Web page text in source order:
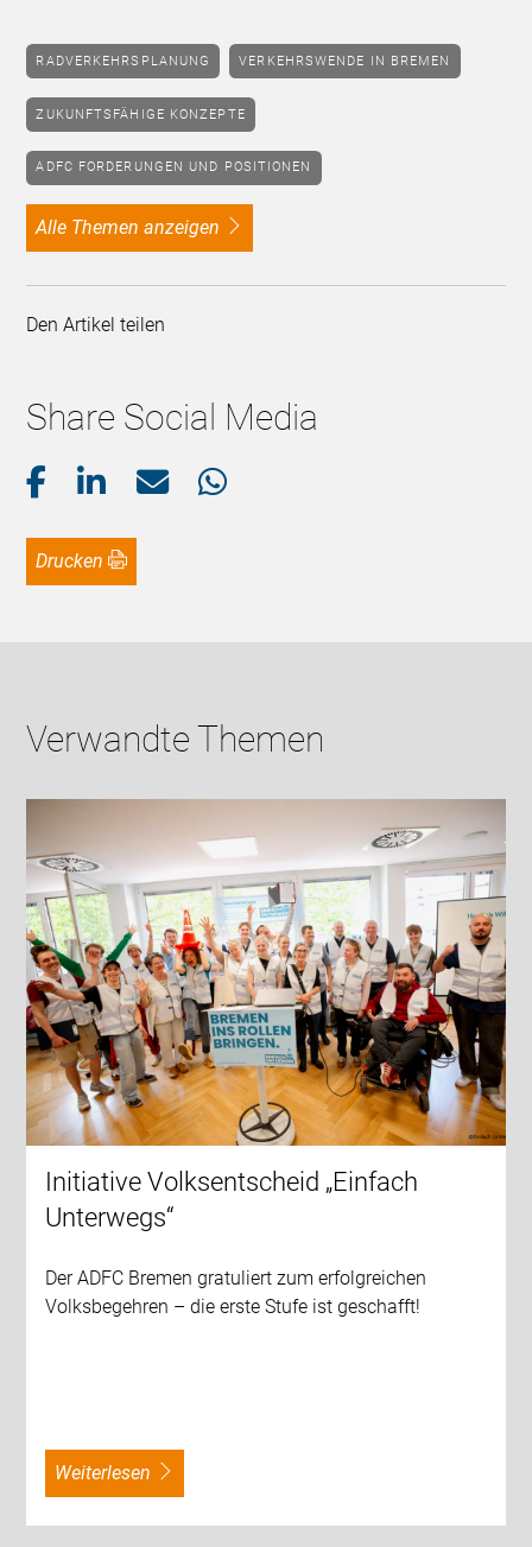
RADVERKEHRSPLANUNG VERKEHRSWENDE IN BREMEN
ZUKUNFTSFÄHIGE KONZEPTE
ADFC FORDERUNGEN UND POSITIONEN
alle Themen anzeigen
Den Artikel teilen
Share Social Media
Drucken
Verwandte Themen
Initiative Volksentscheid „Einfach
Unterwegs“
Der ADFC Bremen gratuliert zum erfolgreichen
Volksbegehren – die erste Stufe ist geschafft!
weiterlesen